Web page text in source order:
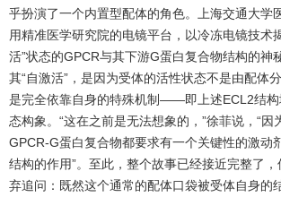
乎扮演了一个内置型配体的角色。上海交通大学
用精准医学研究院的电镜平台，以冷冻电镜技术
活”状态的GPCR与其下游G蛋白复合物结构的神
其“自激活”，是因为受体的活性状态不是由配体
是完全依靠自身的特殊机制——即上述ECL2结构
态构象。“这在之前是无法想象的，”徐菲说，“因
GPCR-G蛋白复合物都要求有一个关键性的激动
结构的作用”。至此，整个故事已经接近完整了
弃追问：既然这个通常的配体口袋被受体自身的